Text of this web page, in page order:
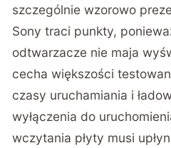
szczególnie wzorowo
Sony traci punkty,
odtwarzacze nie maja
cecha większości
czasy uruchamiania i
wyłączenia do
wczytania płyty musi